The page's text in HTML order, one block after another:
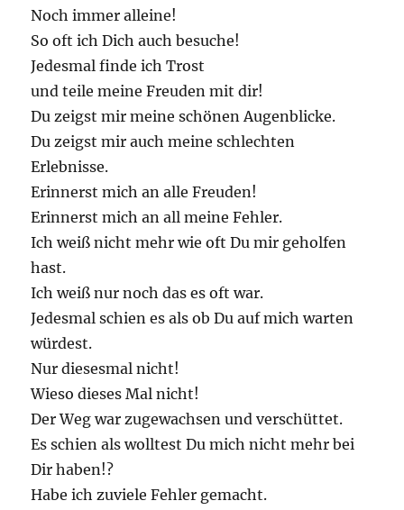
Noch immer alleine!
So oft ich Dich auch besuche!
Jedesmal finde ich Trost
und teile meine Freuden mit dir!
Du zeigst mir meine schönen Augenblicke.
Du zeigst mir auch meine schlechten
Erlebnisse.
Erinnerst mich an alle Freuden!
Erinnerst mich an all meine Fehler.
Ich weiß nicht mehr wie oft Du mir geholfen
hast.
Ich weiß nur noch das es oft war.
Jedesmal schien es als ob Du auf mich warten
würdest.
Nur diesesmal nicht!
Wieso dieses Mal nicht!
Der Weg war zugewachsen und verschüttet.
Es schien als wolltest Du mich nicht mehr bei
Dir haben!?
Habe ich zuviele Fehler gemacht.